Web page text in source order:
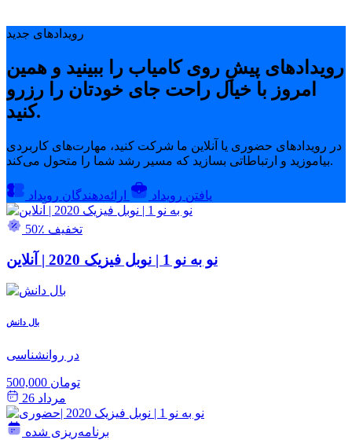
رویدادهای جدید
رویدادهای پیشِ روی کامیاب را ببینید و همین
امروز با خیال راحت جای خودتان را رزرو
کنید.
در رویدادهای حضوری یا آنلاین ما شرکت کنید، مهارت‌های کاربردی
بیاموزید و ارتباطاتی بسازید که مسیر رشد شما را متحول می‌کند.
یافتن رویداد ارائه‌دهندگان رویداد
50٪ تخفیف
نو به نو 1 | نوبل فیزیک 2020 | آنلاین
بال دانش
در روانشناسی
500,000 تومان
مرداد 26
برنامه‌ریزی شده